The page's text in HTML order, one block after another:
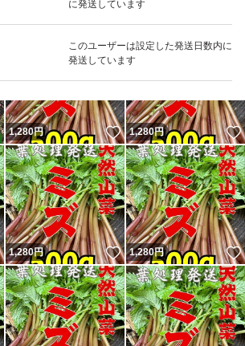
に発送しています
このユーザーは設定した発送日数内に
発送しています
いいね！
1,400
いいね！
1,280円 いいね！
1,280円
いいね！
1,280円 いいね！
1,280円